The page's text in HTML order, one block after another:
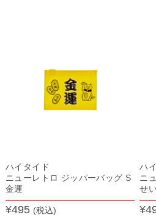
ハイタイド
ニューレトロ ジッパーバッグ S
金運
¥495 (税込)
ハ
ニ
せ